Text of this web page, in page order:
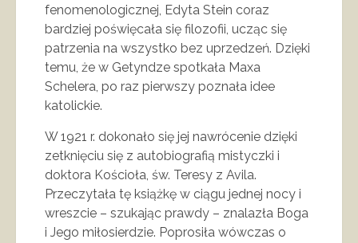
fenomenologicznej, Edyta Stein coraz
bardziej poświęcała się filozofii, ucząc się
patrzenia na wszystko bez uprzedzeń. Dzięki
temu, że w Getyndze spotkała Maxa
Schelera, po raz pierwszy poznała idee
katolickie.
W 1921 r. dokonało się jej nawrócenie dzięki
zetknięciu się z autobiografią mistyczki i
doktora Kościoła, św. Teresy z Avila.
Przeczytała tę książkę w ciągu jednej nocy i
wreszcie – szukając prawdy – znalazła Boga
i Jego miłosierdzie. Poprosiła wówczas o